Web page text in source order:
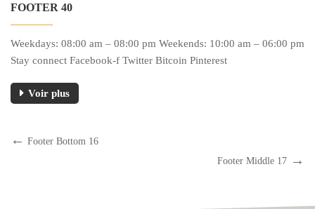
FOOTER 40
Weekdays: 08:00 am – 08:00 pm Weekends: 10:00 am – 06:00 pm
Stay connect Facebook-f Twitter Bitcoin Pinterest
Voir plus
Footer Bottom 16
Footer Middle 17